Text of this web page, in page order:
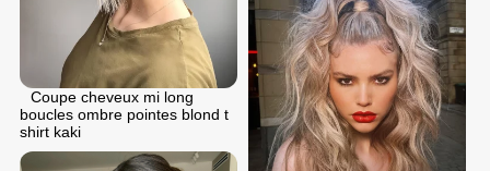
Coupe cheveux mi long
boucles ombre pointes blond t
shirt kaki